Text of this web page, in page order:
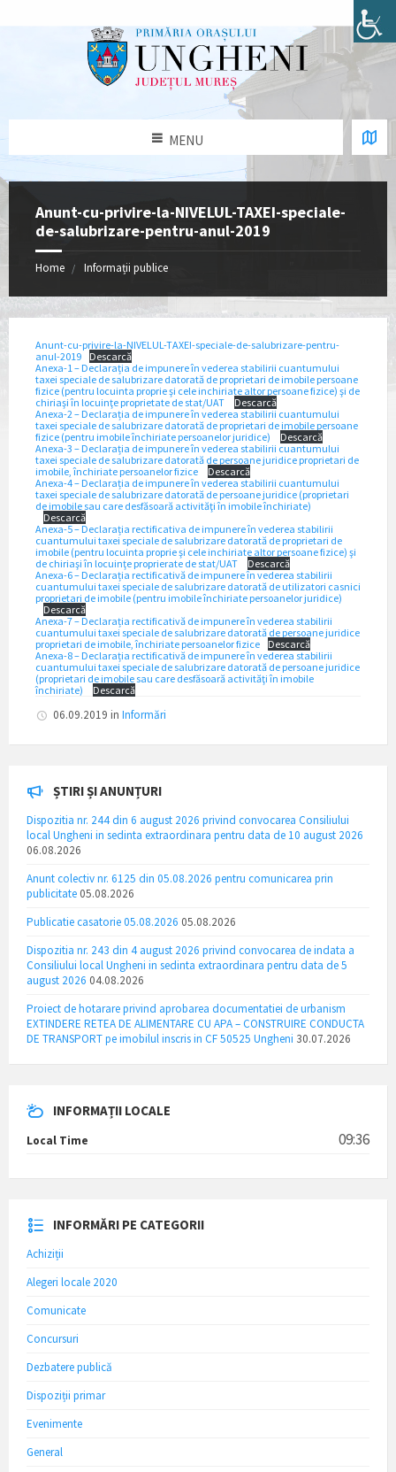
MENU
Anunt-cu-privire-la-NIVELUL-TAXEI-speciale-
de-salubrizare-pentru-anul-2019
Home Informații publice
Anunt-cu-privire-la-NIVELUL-TAXEI-speciale-de-salubrizare-pentru-
anul-2019
Descarcă
Anexa-1 – Declarația de impunere în vederea stabilirii cuantumului
taxei speciale de salubrizare datorată de proprietari de imobile persoane
fizice (pentru locuinta proprie şi cele inchiriate altor persoane fizice) şi de
chiriaşi în locuinţe proprietate de stat/UAT
Descarcă
Anexa-2 – Declarația de impunere în vederea stabilirii cuantumului
taxei speciale de salubrizare datorată de proprietari de imobile persoane
fizice (pentru imobile închiriate persoanelor juridice)
Descarcă
Anexa-3 – Declarația de impunere în vederea stabilirii cuantumului
taxei speciale de salubrizare datorată de persoane juridice proprietari de
imobile, închiriate persoanelor fizice
Descarcă
Anexa-4 – Declarația de impunere în vederea stabilirii cuantumului
taxei speciale de salubrizare datorată de persoane juridice (proprietari
de imobile sau care desfăsoară activităţi în imobile închiriate)
Descarcă
Anexa-5 – Declarația rectificativa de impunere în vederea stabilirii
cuantumului taxei speciale de salubrizare datorată de proprietari de
imobile (pentru locuinta proprie şi cele inchiriate altor persoane fizice) şi
de chiriaşi în locuinţe proprierate de stat/UAT
Descarcă
Anexa-6 – Declarația rectificativă de impunere în vederea stabilirii
cuantumului taxei speciale de salubrizare datorată de utilizatori casnici
proprietari de imobile (pentru imobile închiriate persoanelor juridice)
Descarcă
Anexa-7 – Declarația rectificativă de impunere în vederea stabilirii
cuantumului taxei speciale de salubrizare datorată de persoane juridice
proprietari de imobile, închiriate persoanelor fizice
Descarcă
Anexa-8 – Declarația rectificativă de impunere în vederea stabilirii
cuantumului taxei speciale de salubrizare datorată de persoane juridice
(proprietari de imobile sau care desfăsoară activităţi în imobile
închiriate)
Descarcă
06.09.2019 in Informări
ȘTIRI ȘI ANUNȚURI
Dispozitia nr. 244 din 6 august 2026 privind convocarea Consiliului
local Ungheni in sedinta extraordinara pentru data de 10 august 2026
06.08.2026
Anunt colectiv nr. 6125 din 05.08.2026 pentru comunicarea prin
publicitate 05.08.2026
Publicatie casatorie 05.08.2026 05.08.2026
Dispozitia nr. 243 din 4 august 2026 privind convocarea de indata a
Consiliului local Ungheni in sedinta extraordinara pentru data de 5
august 2026 04.08.2026
Proiect de hotarare privind aprobarea documentatiei de urbanism
EXTINDERE RETEA DE ALIMENTARE CU APA – CONSTRUIRE CONDUCTA
DE TRANSPORT pe imobilul inscris in CF 50525 Ungheni 30.07.2026
INFORMAȚII LOCALE
Local Time 09:36
INFORMĂRI PE CATEGORII
Achiziții
Alegeri locale 2020
Comunicate
Concursuri
Dezbatere publică
Dispoziții primar
Evenimente
General